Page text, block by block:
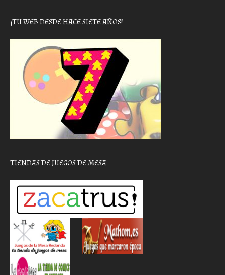
¡TU WEB DESDE HACE SIETE AÑOS!
TIENDAS DE JUEGOS DE MESA